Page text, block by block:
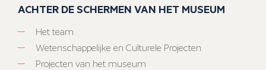
ACHTER DE SCHERMEN VAN HET MUSEUM
Het team
Wetenschappelijke en Culturele Projecten
Projecten van het museum